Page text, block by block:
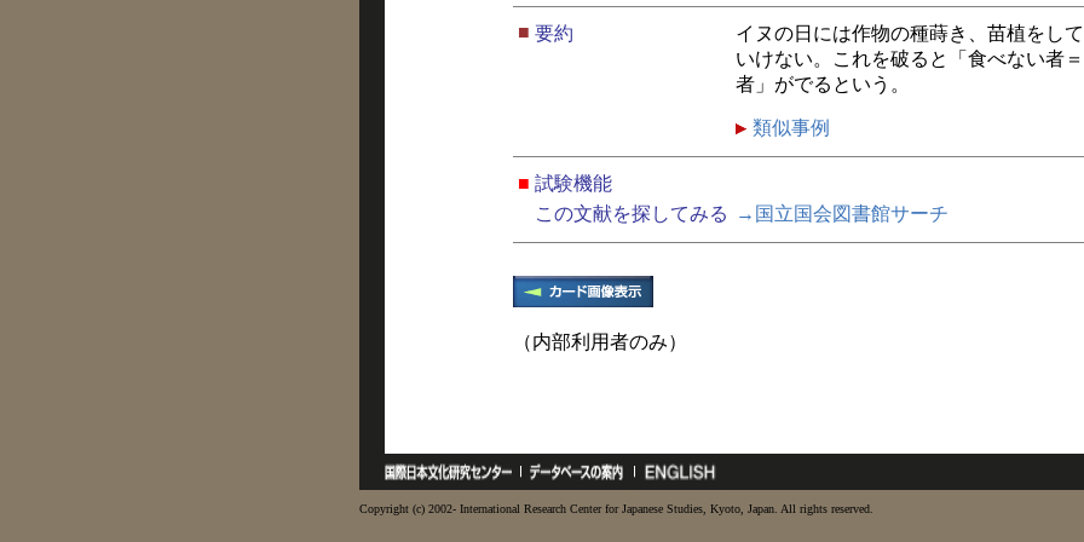
■ 要約
イヌの日には作物の種蒔き、苗植をし
いけない。これを破ると「食べない者
者」がでるという。
類似事例
■ 試験機能
この文献を探してみる
→国立国会図書館サーチ
（内部利用者のみ）
Copyright (c) 2002- International Research Center for Japanese Studies, Kyoto, Japan. All rights reserved.